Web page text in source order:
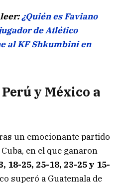
¿Quién es Faviano
de Atlético
al KF Shkumbini en
y México a
un emocionante partido
en el que ganaron
18-25, 25-18, 23-25 y 15-
superó a Guatemala de